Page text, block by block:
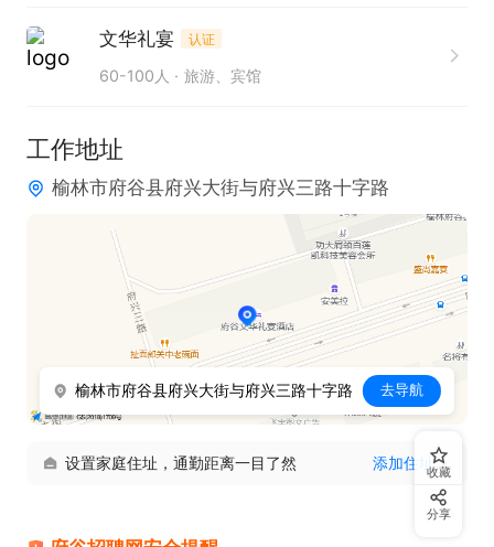
文华礼宴 认证
60-100人 旅游、宾馆
工作地址
榆林市府谷县府兴大街与府兴三路十字路
榆林市府谷县府兴大街与府兴三路十字路 去导航
设置家庭住址，通勤距离一目了然 添加住址
收藏
分享